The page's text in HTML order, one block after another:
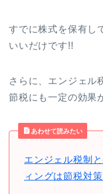
すでに株式を保有し
いいだけです!!
さらに、エンジェル
節税にも一定の効果
あわせて読みたい
エンジェル税制
ィングは節税対